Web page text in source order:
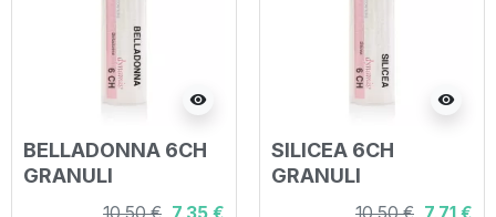
visibility
BELLADONNA 6CH
GRANULI
visibility
SILICEA 6CH
GRANULI